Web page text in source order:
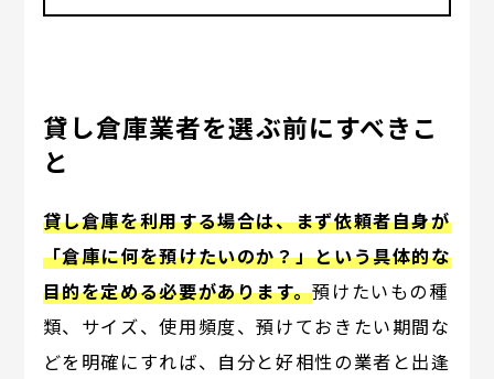
貸し倉庫業者を選ぶ前にすべきこ
と
貸し倉庫を利用する場合は、まず依頼者自身が
「倉庫に何を預けたいのか？」という具体的な
目的を定める必要があります。預けたいもの種
類、サイズ、使用頻度、預けておきたい期間な
どを明確にすれば、自分と好相性の業者と出逢